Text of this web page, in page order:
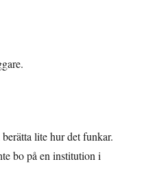
lite hur det funkar.
bo på en institution i